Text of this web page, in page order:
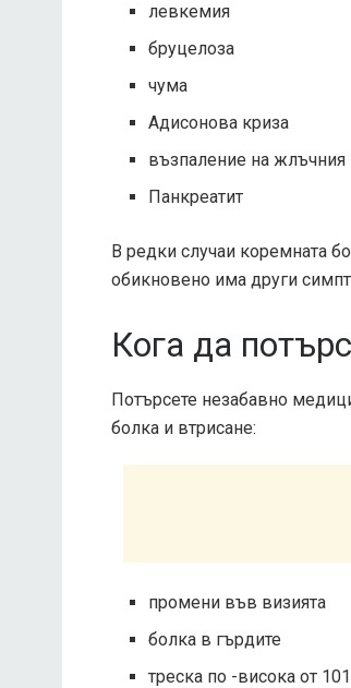
левкемия
бруцелоза
чума
Адисонова криза
възпаление на жлъчния
Панкреатит
В редки случаи коремната
обикновено има други
Кога да
Потърсете незабавно
болка и втрисане:
промени във визията
болка в гърдите
треска по -висока от